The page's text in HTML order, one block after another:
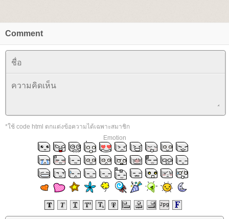
Comment
*ใช้ code html ตกแต่งข้อความได้เฉพาะสมาชิก
Emotion